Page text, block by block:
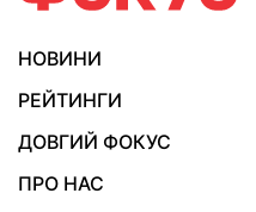
НОВИНИ
РЕЙТИНГИ
ДОВГИЙ ФОКУС
ПРО НАС